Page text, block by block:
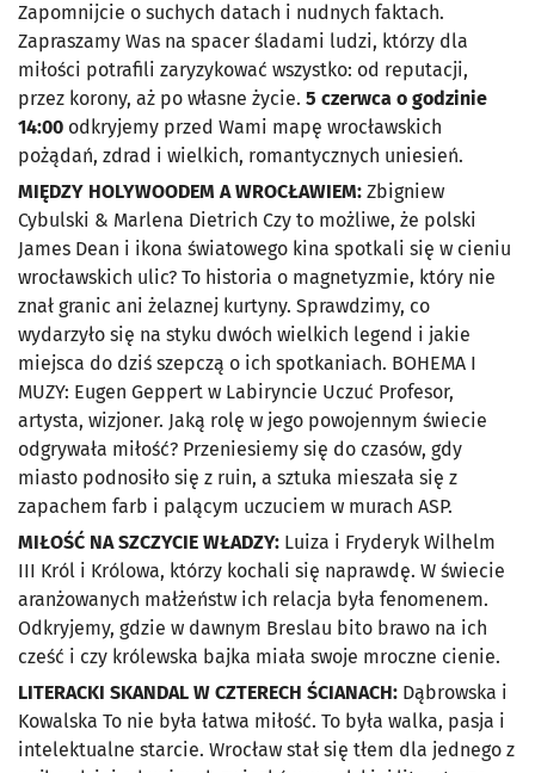
Zapomnijcie o suchych datach i nudnych faktach.
Zapraszamy Was na spacer śladami ludzi, którzy dla
miłości potrafili zaryzykować wszystko: od reputacji,
przez korony, aż po własne życie. 5 czerwca o godzinie
14:00 odkryjemy przed Wami mapę wrocławskich
pożądań, zdrad i wielkich, romantycznych uniesień.
MIĘDZY HOLYWOODEM A WROCŁAWIEM: Zbigniew
Cybulski & Marlena Dietrich Czy to możliwe, że polski
James Dean i ikona światowego kina spotkali się w cieniu
wrocławskich ulic? To historia o magnetyzmie, który nie
znał granic ani żelaznej kurtyny. Sprawdzimy, co
wydarzyło się na styku dwóch wielkich legend i jakie
miejsca do dziś szepczą o ich spotkaniach. BOHEMA I
MUZY: Eugen Geppert w Labiryncie Uczuć Profesor,
artysta, wizjoner. Jaką rolę w jego powojennym świecie
odgrywała miłość? Przeniesiemy się do czasów, gdy
miasto podnosiło się z ruin, a sztuka mieszała się z
zapachem farb i palącym uczuciem w murach ASP.
MIŁOŚĆ NA SZCZYCIE WŁADZY: Luiza i Fryderyk Wilhelm
III Król i Królowa, którzy kochali się naprawdę. W świecie
aranżowanych małżeństw ich relacja była fenomenem.
Odkryjemy, gdzie w dawnym Breslau bito brawo na ich
cześć i czy królewska bajka miała swoje mroczne cienie.
LITERACKI SKANDAL W CZTERECH ŚCIANACH: Dąbrowska i
Kowalska To nie była łatwa miłość. To była walka, pasja i
intelektualne starcie. Wrocław stał się tłem dla jednego z